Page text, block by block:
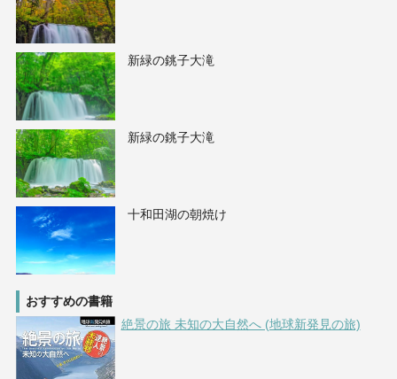
新緑の銚子大滝
新緑の銚子大滝
十和田湖の朝焼け
おすすめの書籍
絶景の旅 未知の大自然へ (地球新発見の旅)